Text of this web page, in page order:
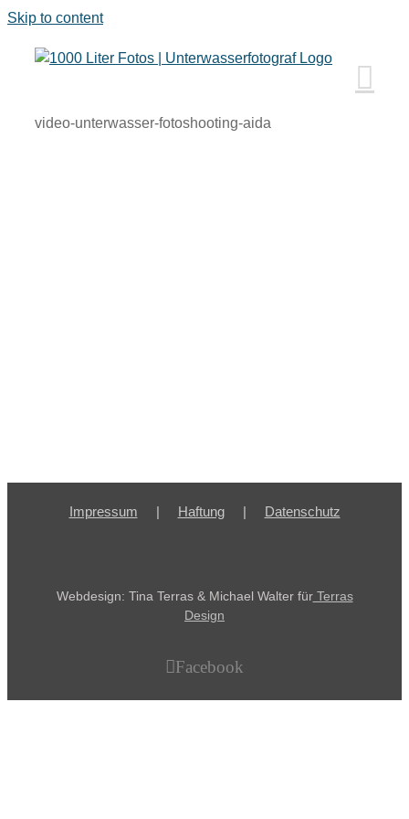
Skip to content
video-unterwasser-fotoshooting-aida
Impressum Haftung Datenschutz
Webdesign: Tina Terras & Michael Walter fürTerras
Design
Facebook